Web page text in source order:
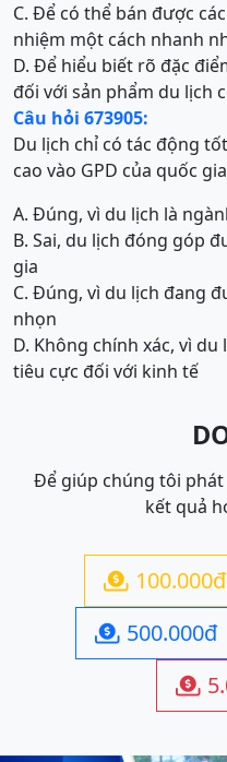
C. Để có thể bán được
nhiệm một cách nhanh
D. Để hiểu biết rõ đặc
đối với sản phẩm du lịch
Câu hỏi 673905:
Du lịch chỉ có tác động
cao vào GPD của quốc
A. Đúng, vì du lịch là
B. Sai, du lịch đóng góp
gia
C. Đúng, vì du lịch đang
nhọn
D. Không chính xác, vì
tiêu cực đối với kinh tế
Để giúp chúng tôi
kết quả
 100.000đ
 500.000đ
